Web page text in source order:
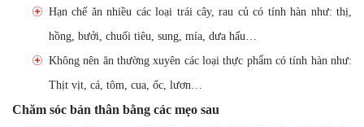
Hạn chế ăn nhiều các loại trái cây, rau củ có tính hàn như: thị,
hồng, bưởi, chuối tiêu, sung, mía, dưa hấu…
Không nên ăn thường xuyên các loại thực phẩm có tính hàn như:
Thịt vịt, cá, tôm, cua, ốc, lươn…
Chăm sóc bản thân bằng các mẹo sau